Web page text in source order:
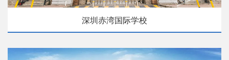
深圳赤湾国际学校